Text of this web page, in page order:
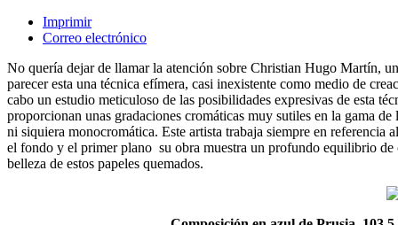
Imprimir
Correo electrónico
No quería dejar de llamar la atención sobre Christian Hugo Martín,
parecer esta una técnica efímera, casi inexistente como medio de
cabo un estudio meticuloso de las posibilidades expresivas de esta
proporcionan unas gradaciones cromáticas muy sutiles en la gama
ni siquiera monocromática. Este artista trabaja siempre en referencia
el fondo y el primer plano su obra muestra un profundo equilibrio
belleza de estos papeles quemados.